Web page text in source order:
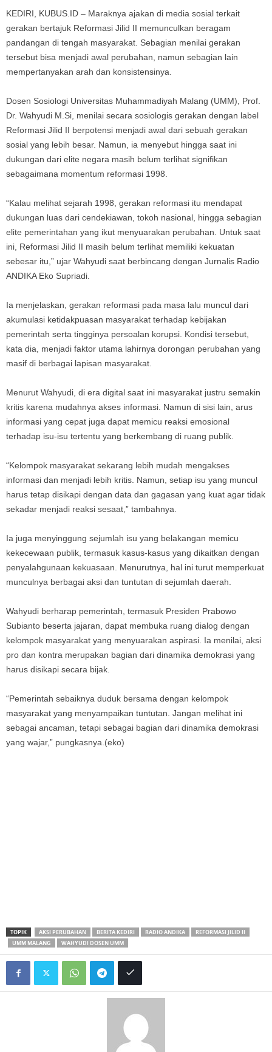
KEDIRI, KUBUS.ID – Maraknya ajakan di media sosial terkait
gerakan bertajuk Reformasi Jilid II memunculkan beragam
pandangan di tengah masyarakat. Sebagian menilai gerakan
tersebut bisa menjadi awal perubahan, namun sebagian lain
mempertanyakan arah dan konsistensinya.
Dosen Sosiologi Universitas Muhammadiyah Malang (UMM), Prof.
Dr. Wahyudi M.Si, menilai secara sosiologis gerakan dengan label
Reformasi Jilid II berpotensi menjadi awal dari sebuah gerakan
sosial yang lebih besar. Namun, ia menyebut hingga saat ini
dukungan dari elite negara masih belum terlihat signifikan
sebagaimana momentum reformasi 1998.
“Kalau melihat sejarah 1998, gerakan reformasi itu mendapat
dukungan luas dari cendekiawan, tokoh nasional, hingga sebagian
elite pemerintahan yang ikut menyuarakan perubahan. Untuk saat
ini, Reformasi Jilid II masih belum terlihat memiliki kekuatan
sebesar itu,” ujar Wahyudi saat berbincang dengan Jurnalis Radio
ANDIKA Eko Supriadi.
Ia menjelaskan, gerakan reformasi pada masa lalu muncul dari
akumulasi ketidakpuasan masyarakat terhadap kebijakan
pemerintah serta tingginya persoalan korupsi. Kondisi tersebut,
kata dia, menjadi faktor utama lahirnya dorongan perubahan yang
masif di berbagai lapisan masyarakat.
Menurut Wahyudi, di era digital saat ini masyarakat justru semakin
kritis karena mudahnya akses informasi. Namun di sisi lain, arus
informasi yang cepat juga dapat memicu reaksi emosional
terhadap isu-isu tertentu yang berkembang di ruang publik.
“Kelompok masyarakat sekarang lebih mudah mengakses
informasi dan menjadi lebih kritis. Namun, setiap isu yang muncul
harus tetap disikapi dengan data dan gagasan yang kuat agar tidak
sekadar menjadi reaksi sesaat,” tambahnya.
Ia juga menyinggung sejumlah isu yang belakangan memicu
kekecewaan publik, termasuk kasus-kasus yang dikaitkan dengan
penyalahgunaan kekuasaan. Menurutnya, hal ini turut memperkuat
munculnya berbagai aksi dan tuntutan di sejumlah daerah.
Wahyudi berharap pemerintah, termasuk Presiden Prabowo
Subianto beserta jajaran, dapat membuka ruang dialog dengan
kelompok masyarakat yang menyuarakan aspirasi. Ia menilai, aksi
pro dan kontra merupakan bagian dari dinamika demokrasi yang
harus disikapi secara bijak.
“Pemerintah sebaiknya duduk bersama dengan kelompok
masyarakat yang menyampaikan tuntutan. Jangan melihat ini
sebagai ancaman, tetapi sebagai bagian dari dinamika demokrasi
yang wajar,” pungkasnya.(eko)
TOPIK AKSI PERUBAHAN BERITA KEDIRI RADIO ANDIKA
REFORMASI JILID II
UMM MALANG
WAHYUDI DOSEN UMM